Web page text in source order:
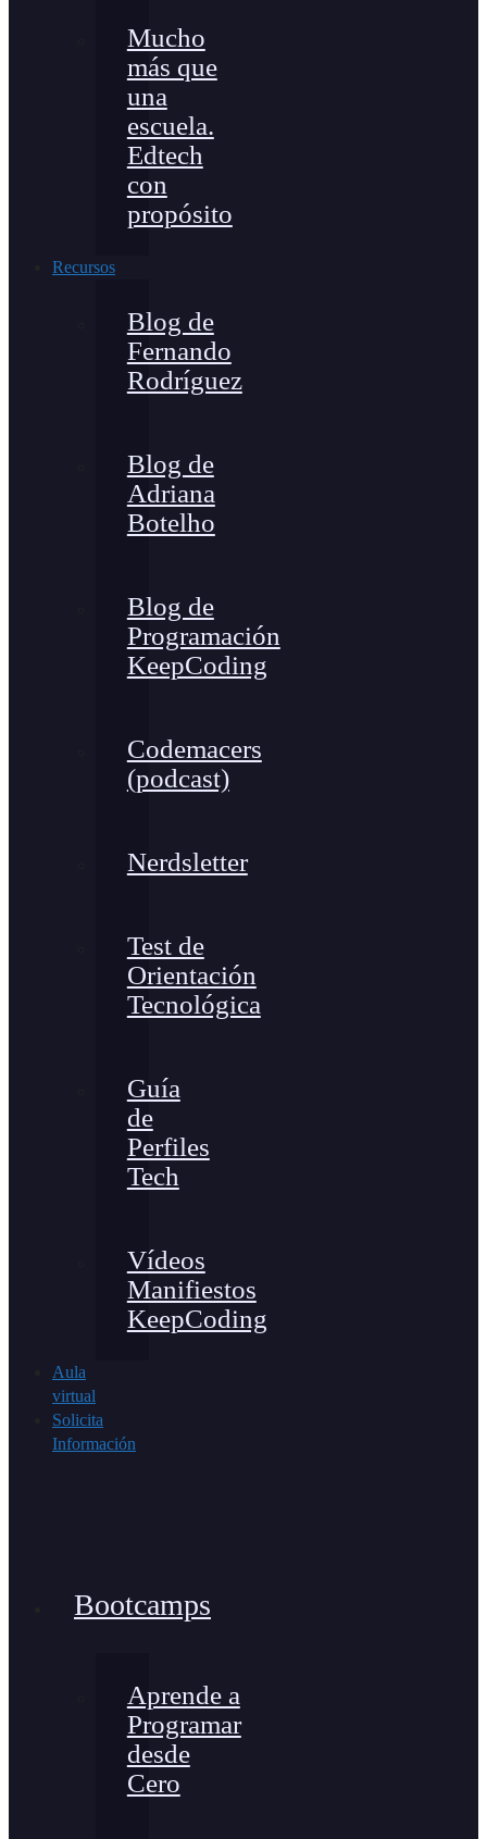
Mucho
más que
una
escuela.
Edtech
con
propósito
Recursos
Blog de
Fernando
Rodríguez
Blog de
Adriana
Botelho
Blog de
Programación
KeepCoding
Codemacers
(podcast)
Nerdsletter
Test de
Orientación
Tecnológica
Guía
de
Perfiles
Tech
Vídeos
Manifiestos
KeepCoding
Aula
virtual
Solicita
Información
Bootcamps
Aprende a
Programar
desde
Cero